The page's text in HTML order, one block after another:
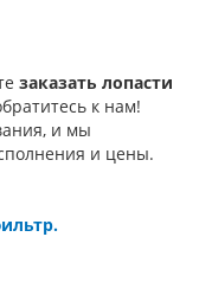
заказать лопасти
к нам!
и мы
и цены.